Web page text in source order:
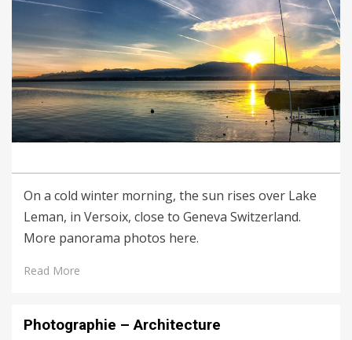
On a cold winter morning, the sun rises over Lake
Leman, in Versoix, close to Geneva Switzerland.
More panorama photos here.
Read More
Photographie – Architecture